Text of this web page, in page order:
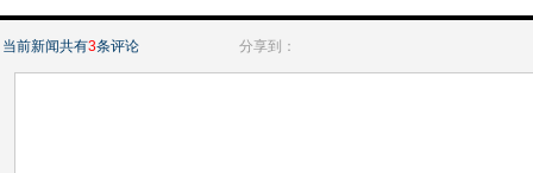
当前新闻共有3条评论 分享到：